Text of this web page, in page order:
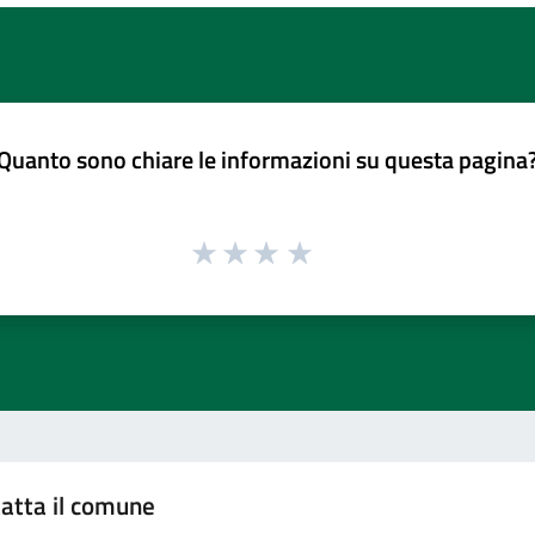
sono chiare le informazioni su questa
il comune